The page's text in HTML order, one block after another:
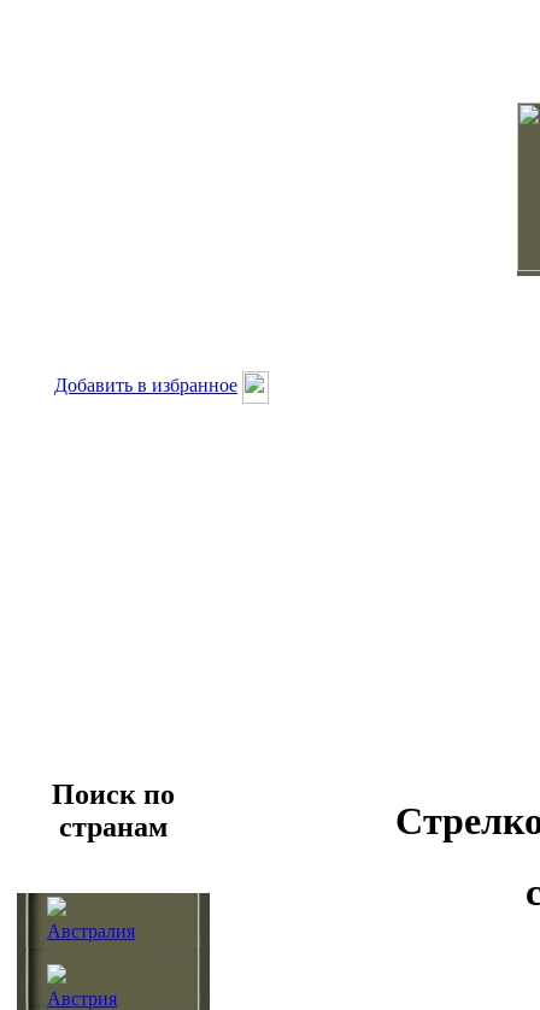
Добавить в избранное
Поиск по
странам
Австралия
Австрия